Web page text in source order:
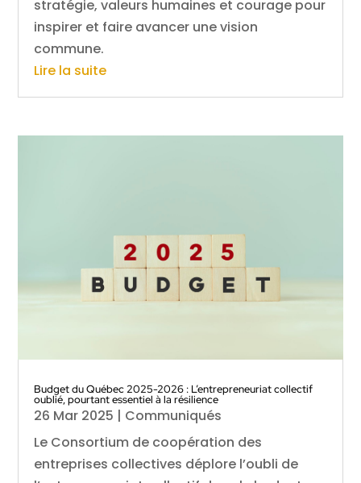
stratégie, valeurs humaines et courage pour
inspirer et faire avancer une vision
commune.
Lire la suite
Budget du Québec 2025-2026 : L’entrepreneuriat collectif
oublié, pourtant essentiel à la résilience
26 Mar 2025 | Communiqués
Le Consortium de coopération des
entreprises collectives déplore l’oubli de